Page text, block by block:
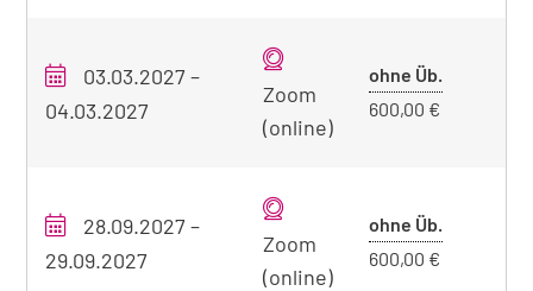
sichtbaren
Seminar
03.03.2027–
04.03.2027
Zoom
(online)
ohne Üb.
600,00 €
28.09.2027–
29.09.2027
Zoom
(online)
ohne Üb.
600,00 €